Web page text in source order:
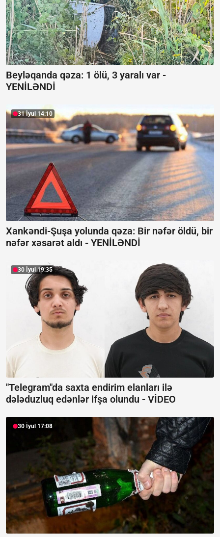
Beyləqanda qəza: 1 ölü, 3 yaralı var -
YENİLƏNDİ
31 İyul 14:10
Xankəndi-Şuşa yolunda qəza: Bir nəfər öldü, bir
nəfər xəsarət aldı - YENİLƏNDİ
30 İyul 19:35
"Telegram"da saxta endirim elanları ilə
dələduzluq edənlər ifşa olundu - VİDEO
30 İyul 17:08